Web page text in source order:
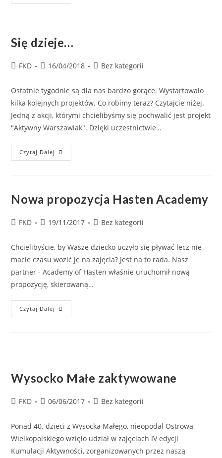
Się dzieje…
FKD 16/04/2018 Bez kategorii
Ostatnie tygodnie są dla nas bardzo gorące. Wystartowało
kilka kolejnych projektów. Co robimy teraz? Czytajcie niżej.
Jedną z akcji, którymi chcielibyśmy się pochwalić jest projekt
"Aktywny Warszawiak". Dzięki uczestnictwie…
Czytaj Dalej
Nowa propozycja Hasten Academy
FKD 19/11/2017 Bez kategorii
Chcielibyście, by Wasze dziecko uczyło się pływać lecz nie
macie czasu wozić je na zajęcia? Jest na to rada. Nasz
partner - Academy of Hasten właśnie uruchomił nową
propozycję, skierowaną…
Czytaj Dalej
Wysocko Małe zaktywowane
FKD 06/06/2017 Bez kategorii
Ponad 40. dzieci z Wysocka Małego, nieopodal Ostrowa
Wielkopolskiego wzięło udział w zajęciach IV edycji
Kumulacji Aktywności, zorganizowanych przez naszą